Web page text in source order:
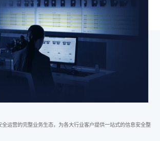
运营的完整业务生态，为各大行业客户提供一站式的信息安全整